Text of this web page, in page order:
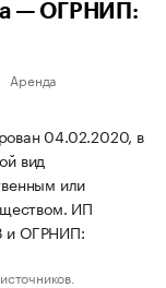
— ОГРНИП:
Аренда
04.02.2020, в
вид
или
ИП
и ОГРНИП: